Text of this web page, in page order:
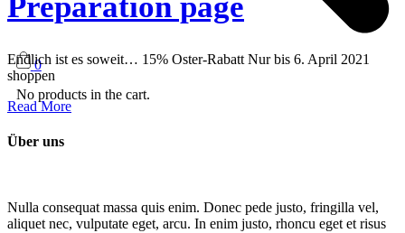
0
No products in the cart.
Endlich ist es soweit… 15% Oster-Rabatt Nur bis 6. April 2021
shoppen
Read More
Über uns
Nulla consequat massa quis enim. Donec pede justo, fringilla vel,
aliquet nec, vulputate eget, arcu. In enim justo, rhoncu eget et risus